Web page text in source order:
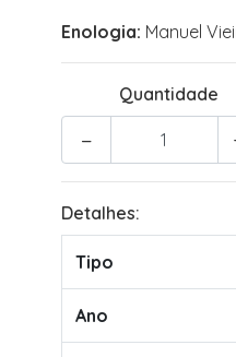
Enologia: Manuel
Quantidade
-
Detalhes:
Tipo
Ano